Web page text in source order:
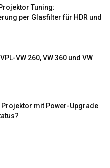
Tuning:
per Glasfilter für HDR und
VW 260, VW 360 und VW
Projektor mit Power-Upgrade